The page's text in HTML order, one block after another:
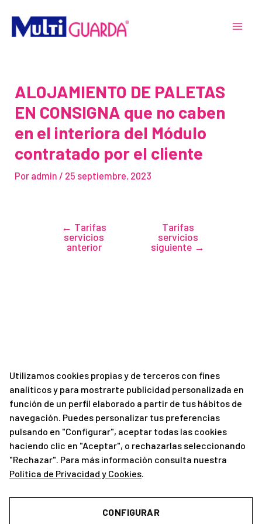
contenido
ALOJAMIENTO DE PALETAS
EN CONSIGNA que no caben
en el interiora del Módulo
contratado por el cliente
Por admin / 25 septiembre, 2023
de
entradas
← Tarifas
servicios
anterior
Tarifas
servicios
siguiente →
Utilizamos cookies propias y de terceros con fines
analíticos y para mostrarte publicidad personalizada en
función de un perfil elaborado a partir de tus hábitos de
navegación. Puedes personalizar tus preferencias
pulsando en "Configurar", aceptar todas las cookies
haciendo clic en "Aceptar", o rechazarlas seleccionando
"Rechazar". Para más información consulta nuestra
Política de Privacidad y Cookies.
CONFIGURAR